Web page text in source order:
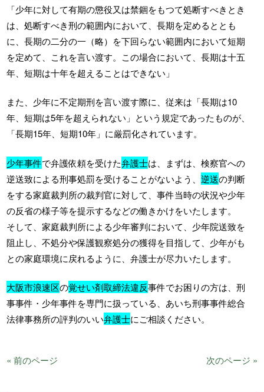
「少年に対して有期の懲役又は禁錮をもつて処断すべきとき
は、処断すべき刑の範囲内において、長期を定めるととも
に、長期の二分の一（略）を下回らない範囲内において短期
を定めて、これを言い渡す。この場合において、長期は十五
年、短期は十年を超えることはできない」
また、少年に不定期刑を言い渡す際に、従来は「長期は10
年、短期は5年を超えられない」という規定であったものが、
「長期15年、短期10年」に厳罰化されています。
少年事件で弁護依頼を受けた弁護士は、まずは、検察官への
逆送致による刑事処罰を受けることがないよう、逆送の判断
をする家庭裁判所の裁判官に対して、事件当時の状況や少年
の反省の様子等を提示するなどの働きかけをいたします。
そして、家庭裁判所による少年審判において、少年院送致を
阻止し、不処分や保護観察処分の獲得を目指して、少年がも
との家庭環境に戻れるように、弁護士が尽力いたします。
大阪市浪速区の覚せい剤取締法違反事件でお困りの方は、刑
事事件・少年事件を専門に扱っている、あいち刑事事件総合
法律事務所の評判のいい弁護士にご相談ください。
« 前のページ 次のページ »